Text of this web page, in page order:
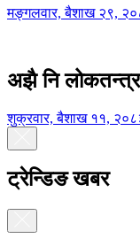
मङ्गलवार, बैशाख २९,
अझै नि
शुक्रवार, बैशाख ११,
ट्रेन्डिङ खबर